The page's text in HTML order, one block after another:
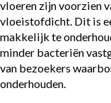
vloeren zijn voorzien
vloeistofdicht. Dit is
makkelijk te
minder bacteriën
van bezoekers
onderhouden.